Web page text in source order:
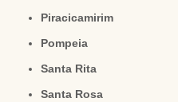
Piracicamirim
Pompeia
Santa Rita
Santa Rosa